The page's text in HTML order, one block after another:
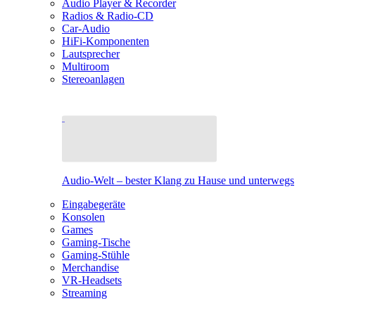
Audio Player & Recorder
Radios & Radio-CD
Car-Audio
HiFi-Komponenten
Lautsprecher
Multiroom
Stereoanlagen
Audio-Welt – bester Klang zu Hause und unterwegs
Eingabegeräte
Konsolen
Games
Gaming-Tische
Gaming-Stühle
Merchandise
VR-Headsets
Streaming